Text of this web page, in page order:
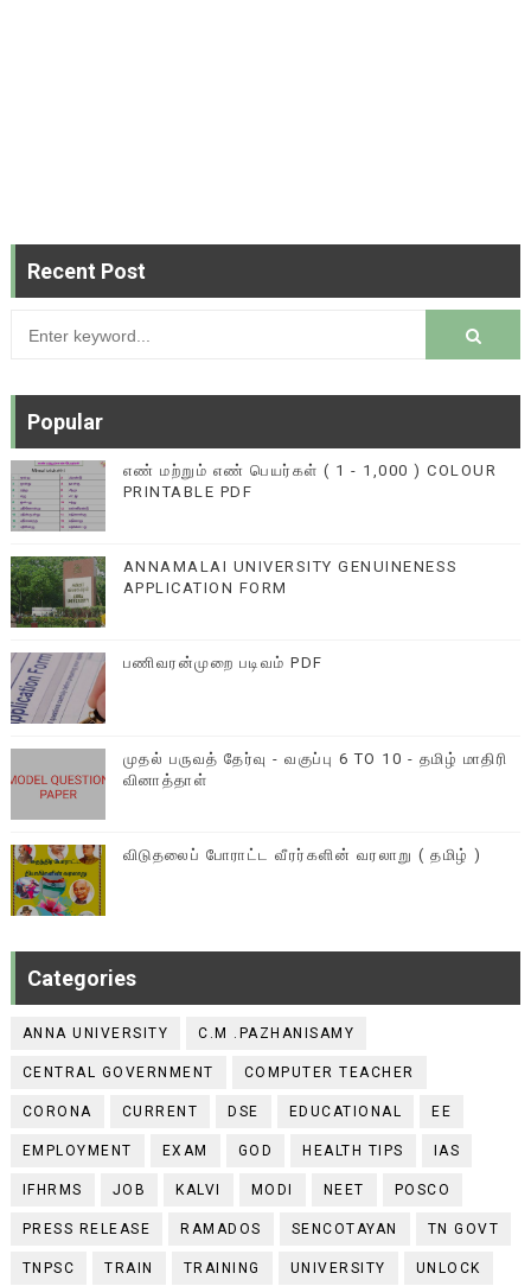
Recent Post
Popular
எண் மற்றும் எண் பெயர்கள் ( 1 - 1,000 ) COLOUR
PRINTABLE PDF
ANNAMALAI UNIVERSITY GENUINENESS
APPLICATION FORM
பணிவரன்முறை படிவம் PDF
முதல் பருவத் தேர்வு - வகுப்பு 6 TO 10 - தமிழ் மாதிரி
வினாத்தாள்
விடுதலைப் போராட்ட வீரர்களின் வரலாறு ( தமிழ் )
Categories
ANNA UNIVERSITY C.M .PAZHANISAMY
CENTRAL GOVERNMENT COMPUTER TEACHER
CORONA CURRENT DSE EDUCATIONAL EE
EMPLOYMENT EXAM GOD HEALTH TIPS IAS
IFHRMS JOB KALVI MODI NEET POSCO
PRESS RELEASE RAMADOS SENCOTAYAN TN GOVT
TNPSC TRAIN TRAINING UNIVERSITY UNLOCK